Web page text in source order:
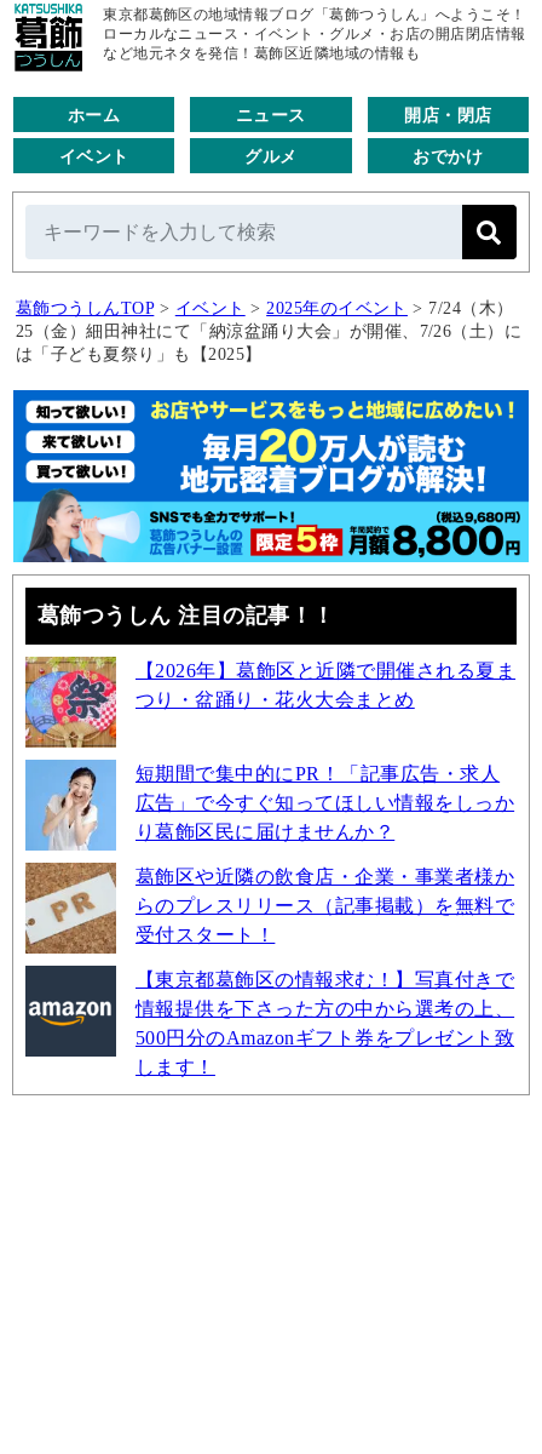
東京都葛飾区の地域情報ブログ「葛飾つうしん」へようこそ！
ローカルなニュース・イベント・グルメ・お店の開店閉店情報
など地元ネタを発信！葛飾区近隣地域の情報も
ホーム ニュース 開店・閉店
イベント グルメ おでかけ
葛飾つうしんTOP > イベント > 2025年のイベント > 7/24（木）
25（金）細田神社にて「納涼盆踊り大会」が開催、7/26（土）に
は「子ども夏祭り」も【2025】
葛飾つうしん 注目の記事！！
【2026年】葛飾区と近隣で開催される夏ま
つり・盆踊り・花火大会まとめ
短期間で集中的にPR！「記事広告・求人
広告」で今すぐ知ってほしい情報をしっか
り葛飾区民に届けませんか？
葛飾区や近隣の飲食店・企業・事業者様か
らのプレスリリース（記事掲載）を無料で
受付スタート！
【東京都葛飾区の情報求む！】写真付きで
情報提供を下さった方の中から選考の上、
500円分のAmazonギフト券をプレゼント致
します！